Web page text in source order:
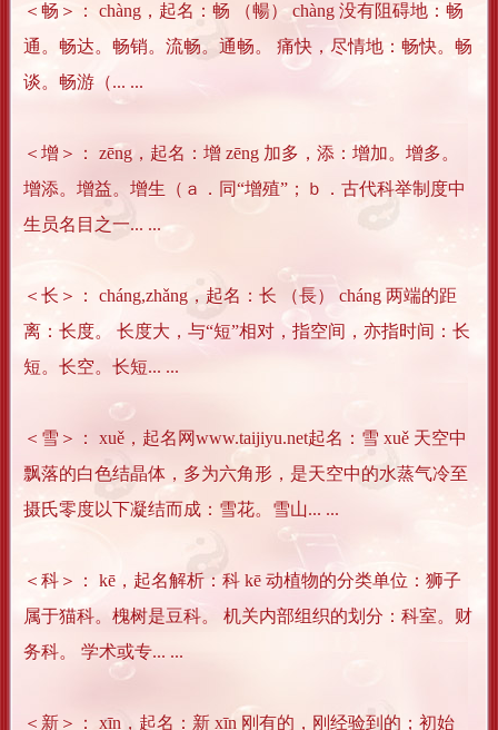
＜畅＞： chàng，起名：畅 （暢） chàng 没有阻碍地：畅
通。畅达。畅销。流畅。通畅。 痛快，尽情地：畅快。畅
谈。畅游（... ...
＜增＞： zēng，起名：增 zēng 加多，添：增加。增多。
增添。增益。增生（ａ．同“增殖”；ｂ．古代科举制度中
生员名目之一... ...
＜长＞： cháng,zhǎng，起名：长 （長） cháng 两端的距
离：长度。 长度大，与“短”相对，指空间，亦指时间：长
短。长空。长短... ...
＜雪＞： xuě，起名网www.taijiyu.net起名：雪 xuě 天空中
飘落的白色结晶体，多为六角形，是天空中的水蒸气冷至
摄氏零度以下凝结而成：雪花。雪山... ...
＜科＞： kē，起名解析：科 kē 动植物的分类单位：狮子
属于猫科。槐树是豆科。 机关内部组织的划分：科室。财
务科。 学术或专... ...
＜新＞： xīn，起名：新 xīn 刚有的，刚经验到的；初始